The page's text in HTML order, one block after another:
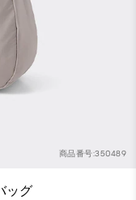
商品番号:350489
ッグ